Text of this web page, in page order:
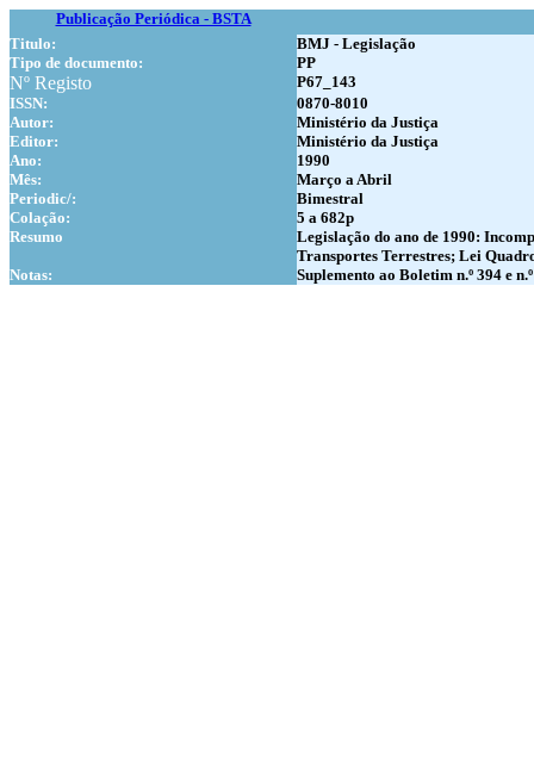
Publicação Periódica - BSTA
Titulo:
BMJ - Legislação
Tipo de documento:
PP
Nº Registo
P67_143
ISSN:
0870-8010
Autor:
Ministério da Justiça
Editor:
Ministério da Justiça
Ano:
1990
Mês:
Março a Abril
Periodic/:
Bimestral
Colação:
5 a 682p
Resumo
Legislação do ano de 1990:
Transportes Terrestres; Lei
Notas:
Suplemento ao Boletim n.º 394 e